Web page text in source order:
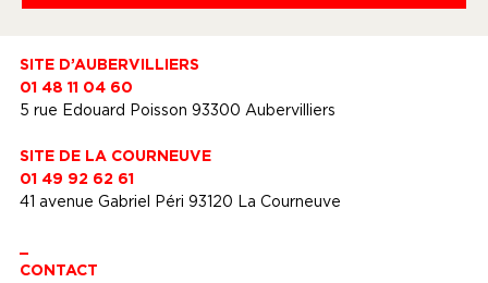
SITE D’AUBERVILLIERS
01 48 11 04 60
5 rue Edouard Poisson 93300 Aubervilliers
SITE DE LA COURNEUVE
01 49 92 62 61
41 avenue Gabriel Péri 93120 La Courneuve
CONTACT